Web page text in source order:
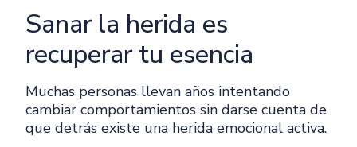
Sanar la herida es
recuperar tu esencia
Muchas personas llevan años intentando
cambiar comportamientos sin darse cuenta de
que detrás existe una herida emocional activa.